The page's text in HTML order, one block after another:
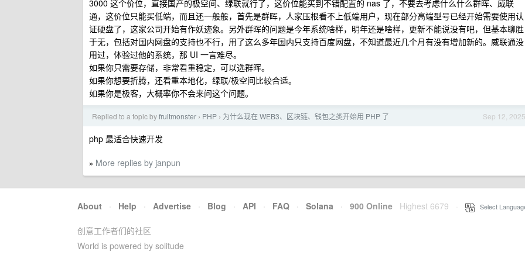
3000 这个价位，直接国产的极空间、绿联就行了，这价位能买到不错配置的 nas 了，不要去考虑什么什么群晖、威联
通，这价位只能买低端，而且还一般般，首先是群晖，人家压根看不上低端用户，现在部分高端型号已经开始需要使用认
证硬盘了，这家公司开始有作妖迹象。另外群晖的问题是今年系统啥样，明年还是啥样，更新不能说没有吧，但基本聊胜
于无，包括对国内网盘的支持也不行，用了这么多年国内只支持百度网盘，不知道最近几个月有没有增加新的。威联通没
用过，体验过他的系统，那 UI 一言难尽。
如果你只需要存储，非常看重稳定，可以选群晖。
如果你想要折腾，还看重本地化，绿联/极空间比较合适。
如果你是极客，大概率你不会来问这个问题。
Sep 12, 2025
Replied to a topic byfruitmonster › PHP › 为什么现在 WEB3、区块链、钱包之类开始用 PHP 了
php 最适合快速开发
» More replies by janpun
About · Help · Advertise · Blog · API · FAQ · Solana · 900 Online Highest 6679 Select
创意工作者们的社区
World is powered by solitude